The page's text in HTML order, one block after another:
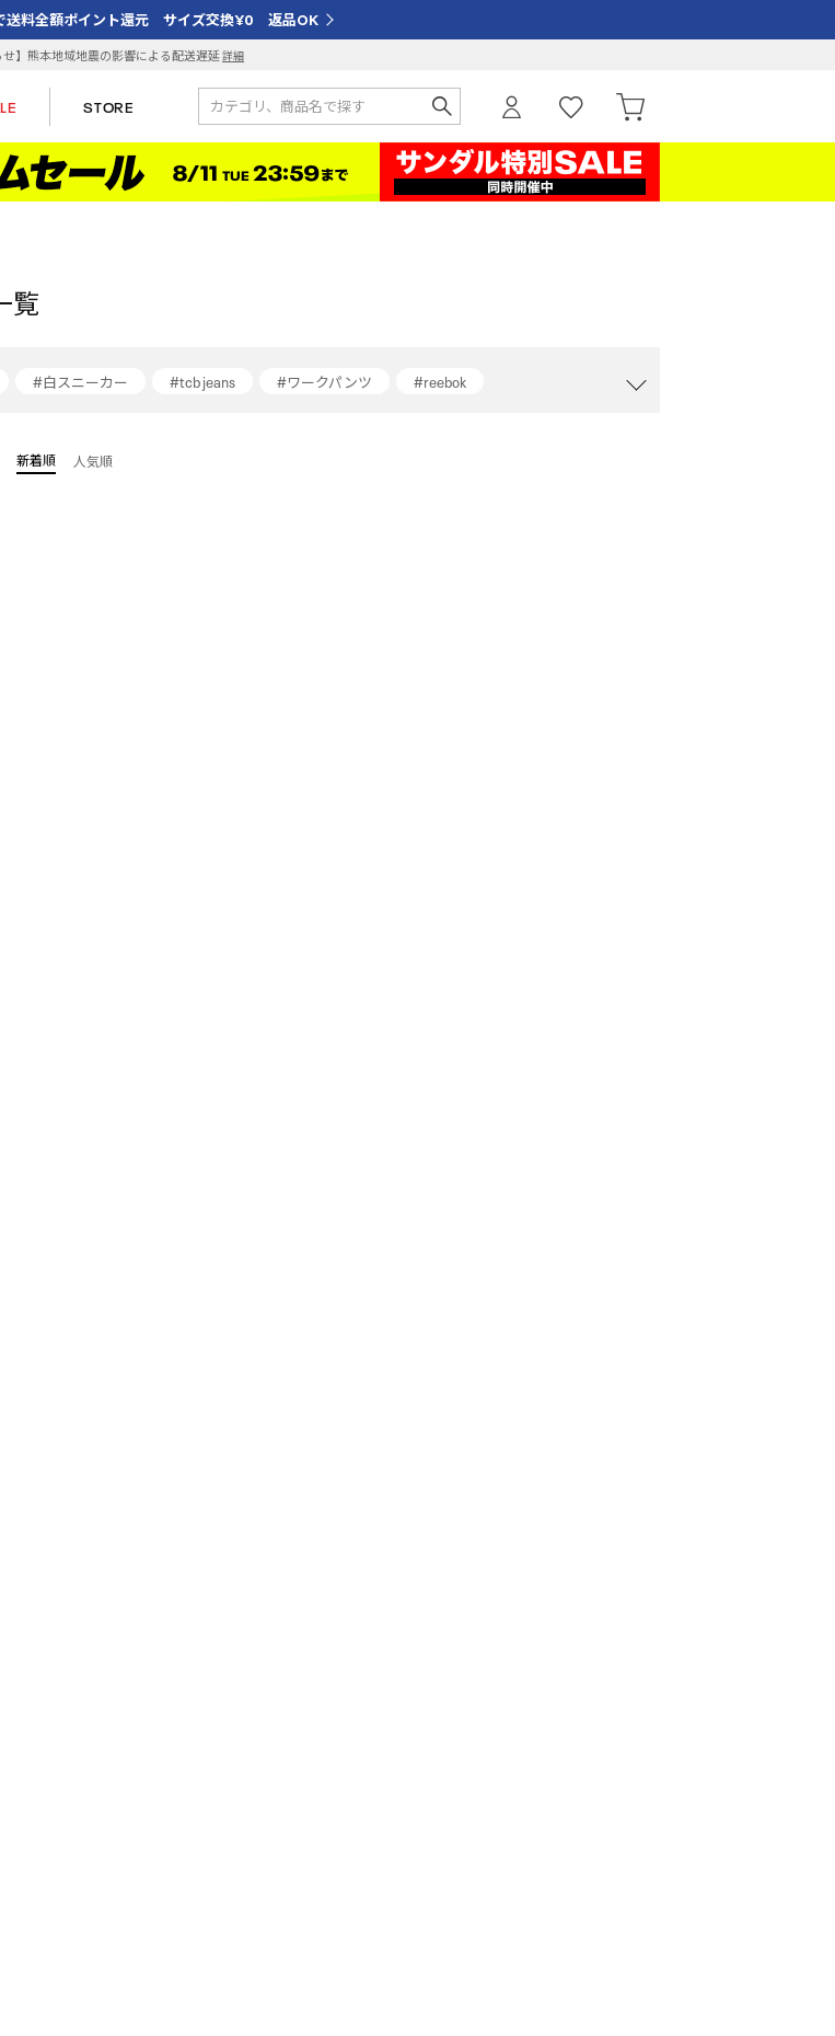
送料全額ポイント還元 サイズ交換¥0 返品OK
せ】熊本地域地震の影響による配送遅延詳細
STORE
覧
#白スニーカー #tcb jeans #ワークパンツ
#reebok
新着順 人気順